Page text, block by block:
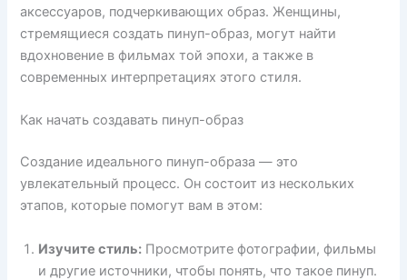
аксессуаров, подчеркивающих образ. Женщины,
стремящиеся создать пинуп-образ, могут найти
вдохновение в фильмах той эпохи, а также в
современных интерпретациях этого стиля.
Как начать создавать пинуп-образ
Создание идеального пинуп-образа — это
увлекательный процесс. Он состоит из нескольких
этапов, которые помогут вам в этом:
Изучите стиль: Просмотрите фотографии, фильмы
и другие источники, чтобы понять, что такое пинуп.